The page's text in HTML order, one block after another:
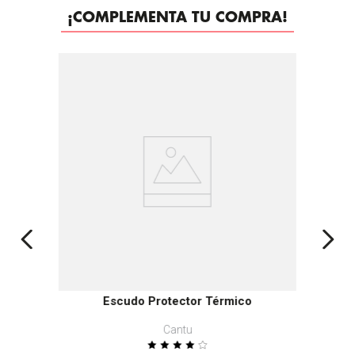
¡COMPLEMENTA TU COMPRA!
Escudo Protector Térmico
Cantu